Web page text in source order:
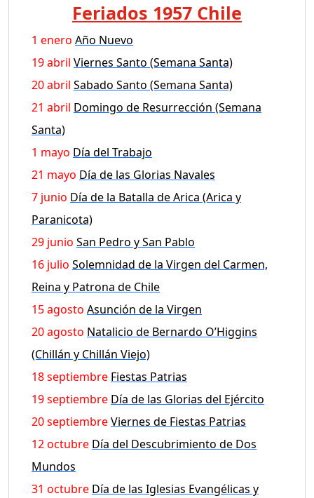
Feriados 1957 Chile
1 enero Año Nuevo
19 abril Viernes Santo (Semana Santa)
20 abril Sabado Santo (Semana Santa)
21 abril Domingo de Resurrección (Semana
Santa)
1 mayo Día del Trabajo
21 mayo Día de las Glorias Navales
7 junio Día de la Batalla de Arica (Arica y
Paranicota)
29 junio San Pedro y San Pablo
16 julio Solemnidad de la Virgen del Carmen,
Reina y Patrona de Chile
15 agosto Asunción de la Virgen
20 agosto Natalicio de Bernardo O’Higgins
(Chillán y Chillán Viejo)
18 septiembre Fiestas Patrias
19 septiembre Día de las Glorias del Ejército
20 septiembreViernes de Fiestas Patrias
12 octubre Día del Descubrimiento de Dos
Mundos
31 octubre Día de las Iglesias Evangélicas y